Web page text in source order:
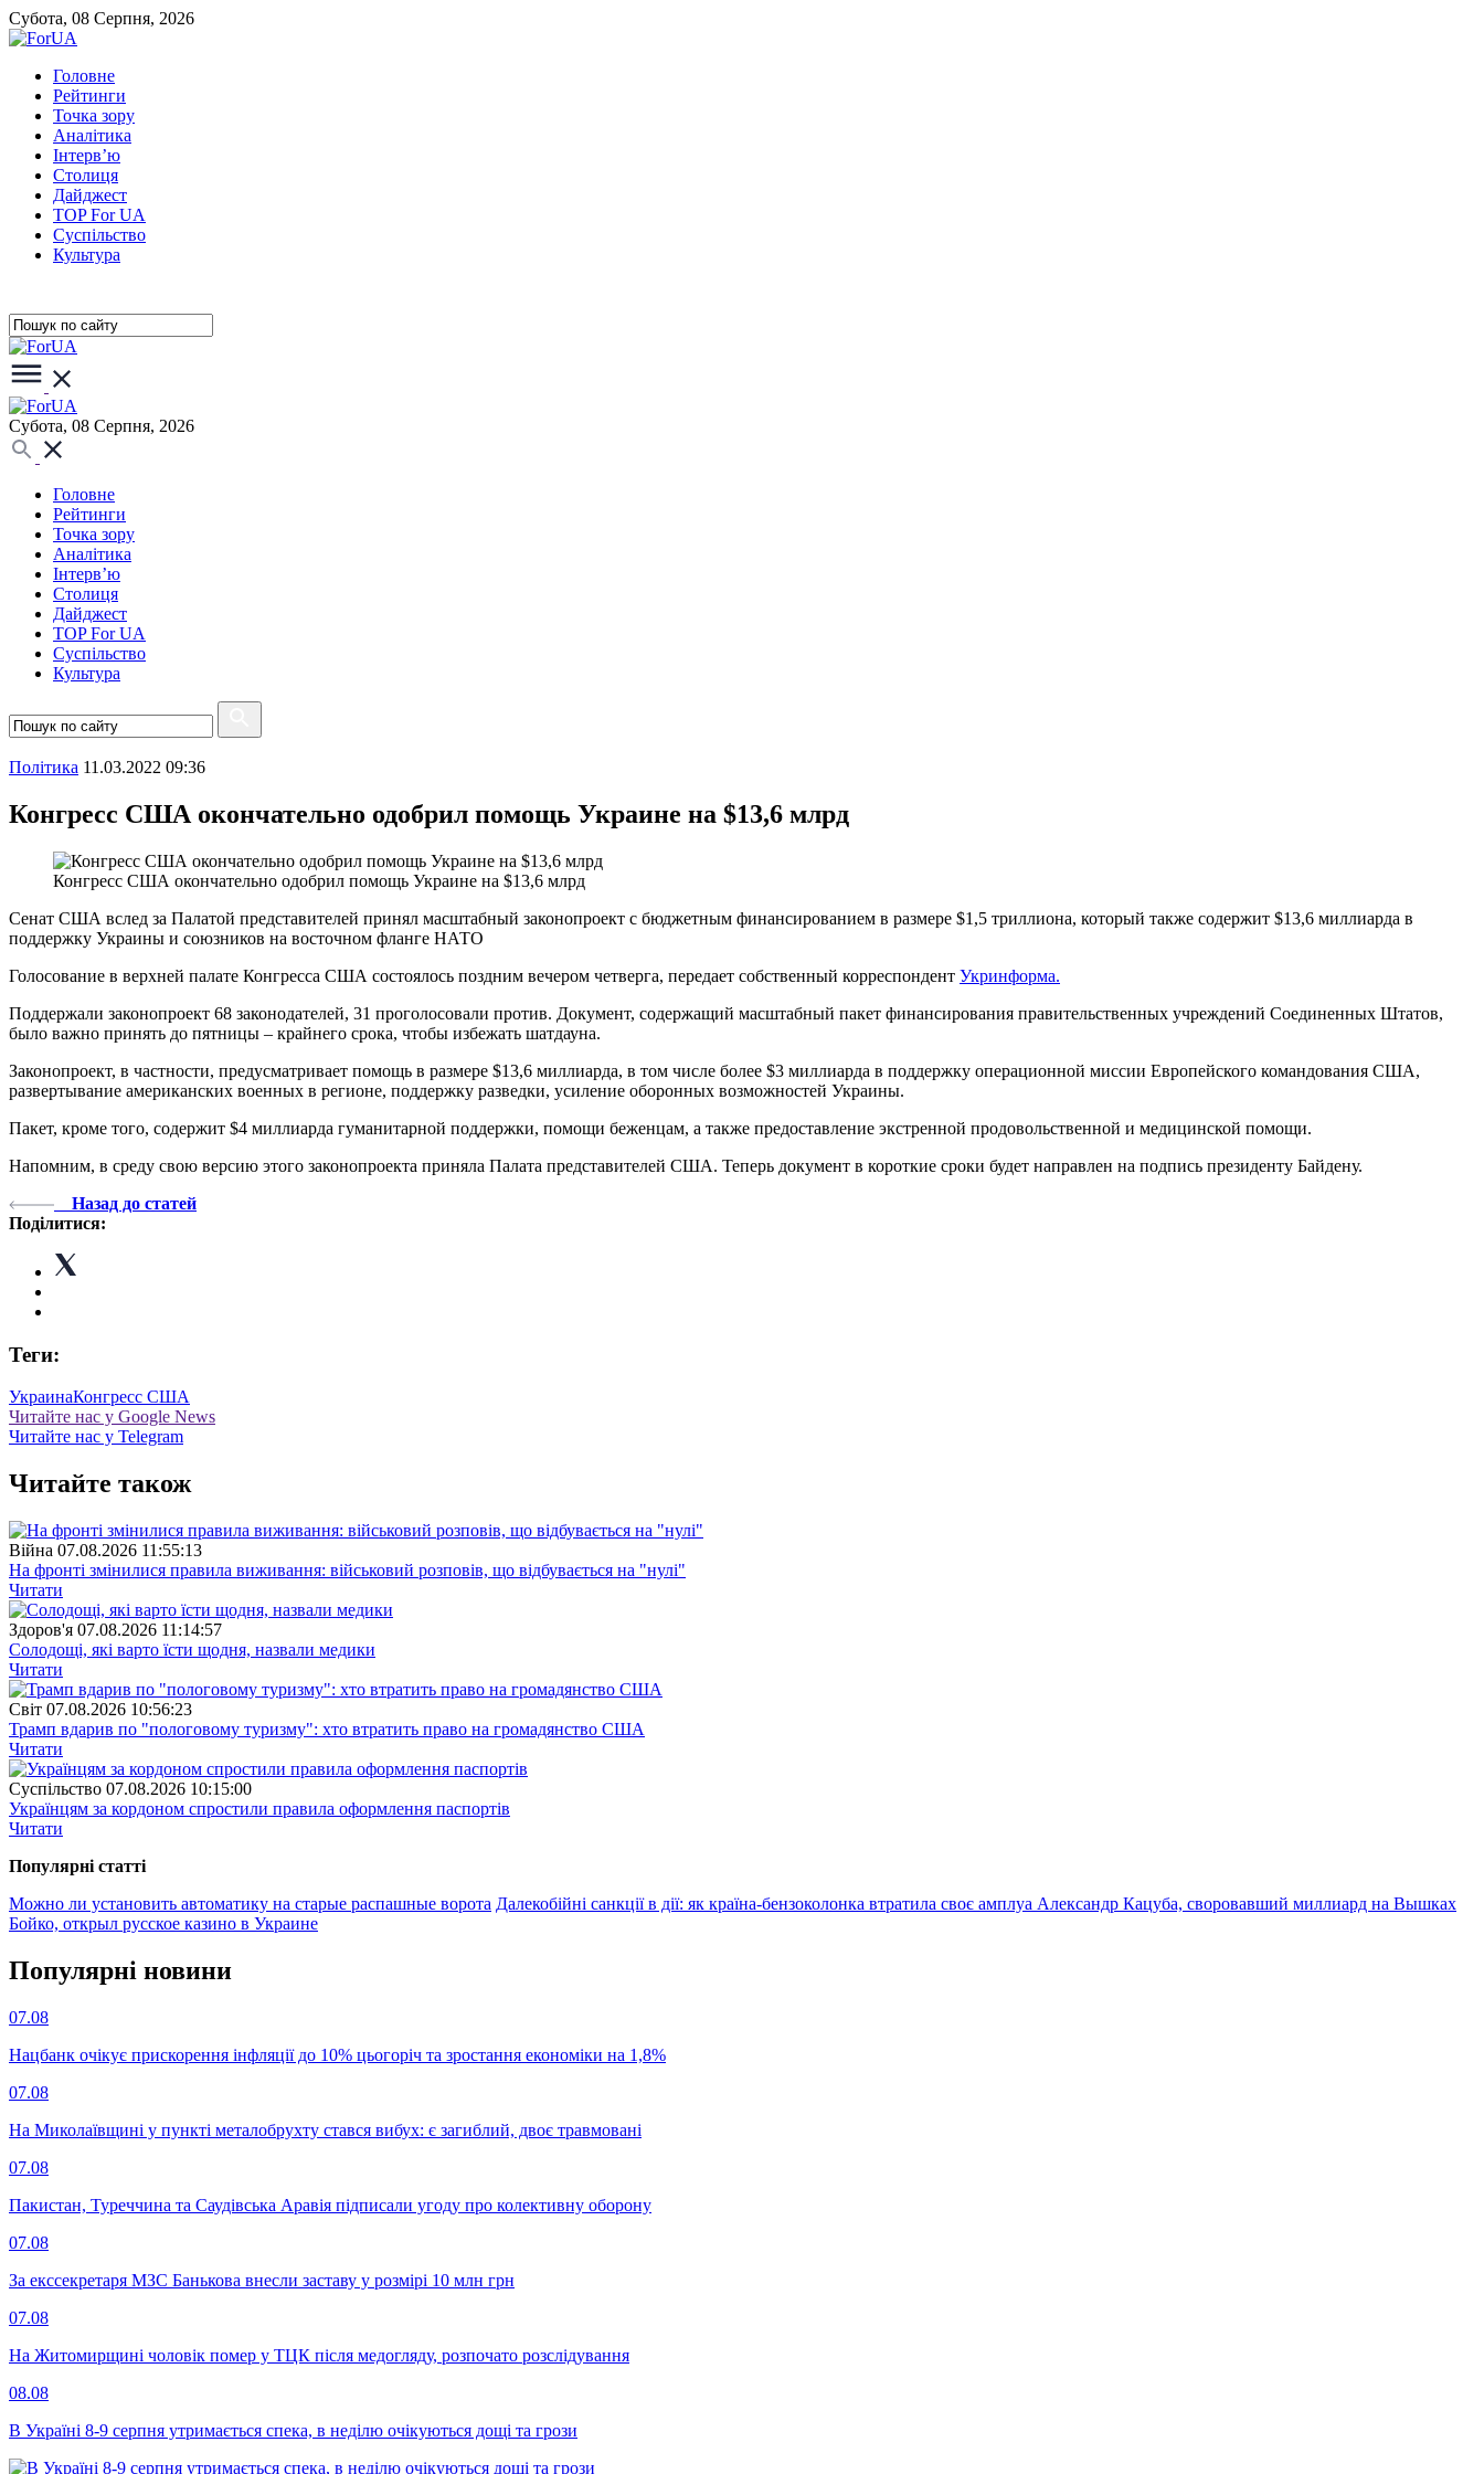
Субота, 08 Серпня, 2026
Головне
Рейтинги
Точка зору
Аналітика
Інтерв’ю
Столиця
Дайджест
TOP For UA
Суспiльство
Культура
Субота, 08 Серпня, 2026
Головне
Рейтинги
Точка зору
Аналітика
Інтерв’ю
Столиця
Дайджест
TOP For UA
Суспiльство
Культура
Полiтика 11.03.2022 09:36
Конгресс США окончательно одобрил помощь Украине на $13,6 млрд
Конгресс США окончательно одобрил помощь Украине на $13,6 млрд
Сенат США вслед за Палатой представителей принял масштабный законопроект с бюджетным финансированием в размере $1,5 триллиона, который также содержит $13,6 миллиарда в
поддержку Украины и союзников на восточном фланге НАТО
Голосование в верхней палате Конгресса США состоялось поздним вечером четверга, передает собственный корреспондент Укринформа.
Поддержали законопроект 68 законодателей, 31 проголосовали против. Документ, содержащий масштабный пакет финансирования правительственных учреждений Соединенных Штатов,
было важно принять до пятницы – крайнего срока, чтобы избежать шатдауна.
Законопроект, в частности, предусматривает помощь в размере $13,6 миллиарда, в том числе более $3 миллиарда в поддержку операционной миссии Европейского командования США,
развертывание американских военных в регионе, поддержку разведки, усиление оборонных возможностей Украины.
Пакет, кроме того, содержит $4 миллиарда гуманитарной поддержки, помощи беженцам, а также предоставление экстренной продовольственной и медицинской помощи.
Напомним, в среду свою версию этого законопроекта приняла Палата представителей США. Теперь документ в короткие сроки будет направлен на подпись президенту Байдену.
Назад до статей
Поділитися:
Теги:
УкраинаКонгресс США
Читайте нас у Google News
Читайте нас у Telegram
Читайте також
Війна 07.08.2026 11:55:13
На фронті змінилися правила виживання: військовий розповів, що відбувається на "нулі"
Читати
Здоров'я 07.08.2026 11:14:57
Солодощі, які варто їсти щодня, назвали медики
Читати
Свiт 07.08.2026 10:56:23
Трамп вдарив по "пологовому туризму": хто втратить право на громадянство США
Читати
Суспiльство 07.08.2026 10:15:00
Українцям за кордоном спростили правила оформлення паспортів
Читати
Популярнi статтi
Можно ли установить автоматику на старые распашные ворота Далекобійні санкції в дії: як країна-бензоколонка втратила своє амплуа Александр Кацуба, своровавший миллиард на Вышках
Бойко, открыл русское казино в Украине
Популярнi новини
07.08
Нацбанк очікує прискорення інфляції до 10% цьогоріч та зростання економіки на 1,8%
07.08
На Миколаївщині у пункті металобрухту стався вибух: є загиблий, двоє травмовані
07.08
Пакистан, Туреччина та Саудівська Аравія підписали угоду про колективну оборону
07.08
За екссекретаря МЗС Банькова внесли заставу у розмірі 10 млн грн
07.08
На Житомирщині чоловік помер у ТЦК після медогляду, розпочато розслідування
08.08
В Україні 8-9 серпня утримається спека, в неділю очікуються дощі та грози